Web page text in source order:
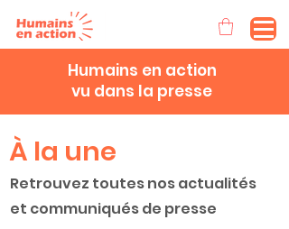
Humains en action
vu dans la presse
À la une
Retrouvez toutes nos actualités
et communiqués de presse